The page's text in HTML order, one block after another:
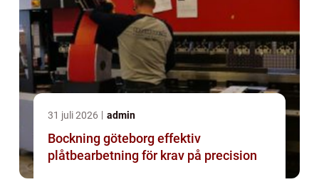
31 juli 2026 admin
Bockning göteborg effektiv
plåtbearbetning för krav på precision